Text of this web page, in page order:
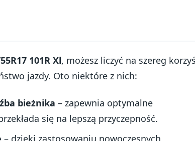
101R Xl, możesz liczyć na szereg
jazdy. Oto niektóre z nich:
bieżnika – zapewnia optymalne
się na lepszą przyczepność.
– dzięki zastosowaniu nowoczesnych